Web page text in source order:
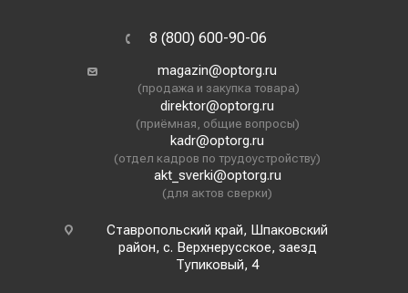
8 (800) 600-90-06
magazin@optorg.ru
(продажа и закупка товара)
direktor@optorg.ru
(приёмная, общие вопросы)
kadr@optorg.ru
(отдел кадров по трудоустройству)
akt_sverki@optorg.ru
(для актов сверки)
Ставропольский край, Шпаковский
район, с. Верхнерусское, заезд
Тупиковый, 4